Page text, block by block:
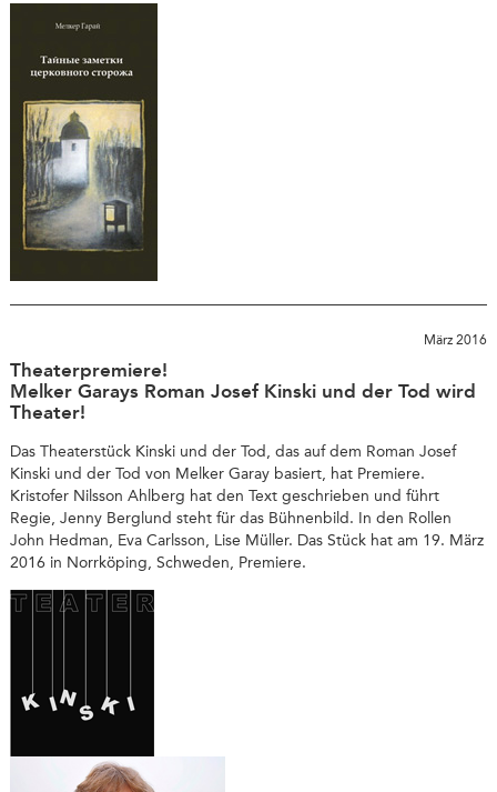
März 2016
Theaterpremiere!
Melker Garays Roman Josef Kinski und der Tod wird
Theater!
Das Theaterstück Kinski und der Tod, das auf dem Roman Josef
Kinski und der Tod von Melker Garay basiert, hat Premiere.
Kristofer Nilsson Ahlberg hat den Text geschrieben und führt
Regie, Jenny Berglund steht für das Bühnenbild. In den Rollen
John Hedman, Eva Carlsson, Lise Müller. Das Stück hat am 19. März
2016 in Norrköping, Schweden, Premiere.